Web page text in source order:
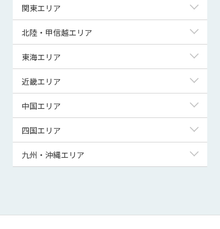
北海道
青森県
宮城県
秋田県
山形県
関東エリア
東京都
神奈川県
埼玉県
千葉県
茨城県
群馬県
北陸・甲信越エリア
新潟県
富山県
福井県
山梨県
長野県
東海エリア
岐阜県
静岡県
三重県
近畿エリア
滋賀県
京都府
大阪府
兵庫県
和歌山県
中国エリア
鳥取県
島根県
山口県
四国エリア
徳島県
高知県
九州・沖縄エリア